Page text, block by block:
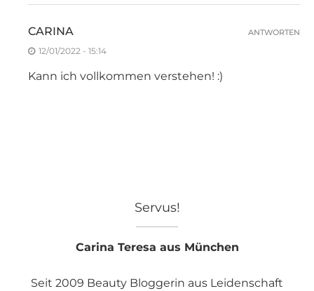
CARINA
12/01/2022 - 15:14
Kann ich vollkommen verstehen! :)
ANTWORTEN
Servus!
Carina Teresa aus München
Seit 2009 Beauty Bloggerin aus Leidenschaft